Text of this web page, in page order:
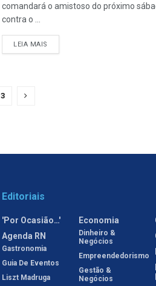
comandará o amistoso do próximo
contra o ...
LEIA MAIS
3
Editoriais
'Por Ocasião…'
Agenda RN
Gastronomia
Guia De Eventos
Liszt Madruga
Economia
Dinheiro &
Negócios
Empreendedorismo
Gestão &
Negócios